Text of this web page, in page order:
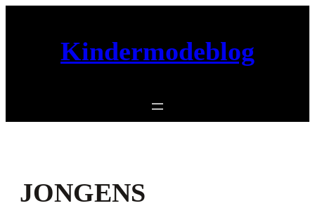
Kindermodeblog
JONGENS